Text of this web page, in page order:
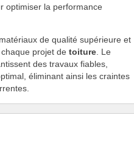
optimiser la performance
de qualité supérieure et
chaque projet detoiture . Le
des travaux fiables,
éliminant ainsi les craintes